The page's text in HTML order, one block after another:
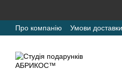
Про компанію Умови доставки